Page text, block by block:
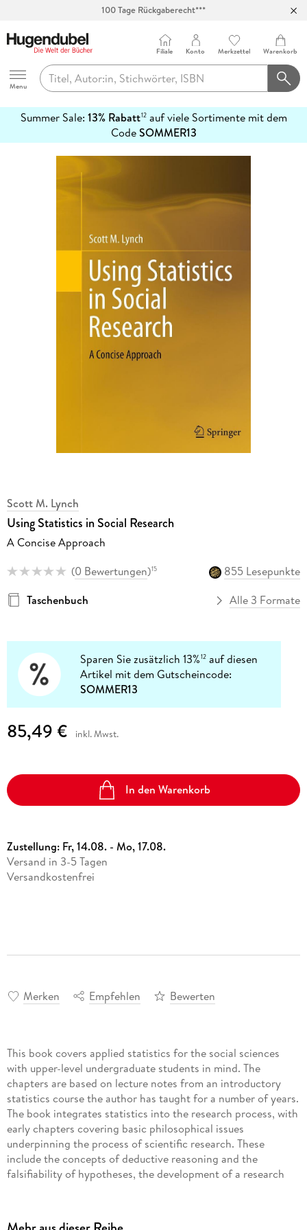
100 Tage Rückgaberecht***
Hugendubel
Menu
Filiale Konto Merkzettel Warenkorb
Summer Sale: 13% Rabatt12auf viele Sortimente mit dem
CodeSOMMER13
erfahren
Scott M. Lynch
Using Statistics in Social Research
A Concise Approach
(0 Bewertungen)15
855 Lesepunkte
Taschenbuch
Alle 3 Formate
Sparen Sie zusätzlich 13%12 auf diesen
Artikel mit dem Gutscheincode:
SOMMER13
85,49 € inkl. Mwst.
In den Warenkorb
Zustellung: Fr, 14.08. - Mo, 17.08.
Versand in 3-5 Tagen
Versandkostenfrei
Merken Empfehlen Bewerten
This book covers applied statistics for the social sciences
with upper-level undergraduate students in mind. The
chapters are based on lecture notes from an introductory
statistics course the author has taught for a number of years.
The book integrates statistics into the research process, with
early chapters covering basic philosophical issues
underpinning the process of scientific research. These
include the concepts of deductive reasoning and the
falsifiability of hypotheses, the development of a research
extensively with a focus on its role in laying the foundation